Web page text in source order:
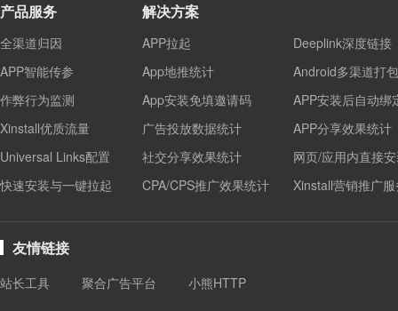
产品服务
全渠道归因
APP智能传参
作弊行为监测
Xinstall优质流量
Universal Links配置
快速安装与一键拉起
解决方案
APP拉起
Deeplink深度链接
App地推统计
Android多渠道打包
App安装免填邀请码
APP安装后自动绑
广告投放数据统计
APP分享效果统计
社交分享效果统计
网页/应用内直接
CPA/CPS推广效果统计
Xinstall营销推广
友情链接
站长工具 聚合广告平台 小熊HTTP